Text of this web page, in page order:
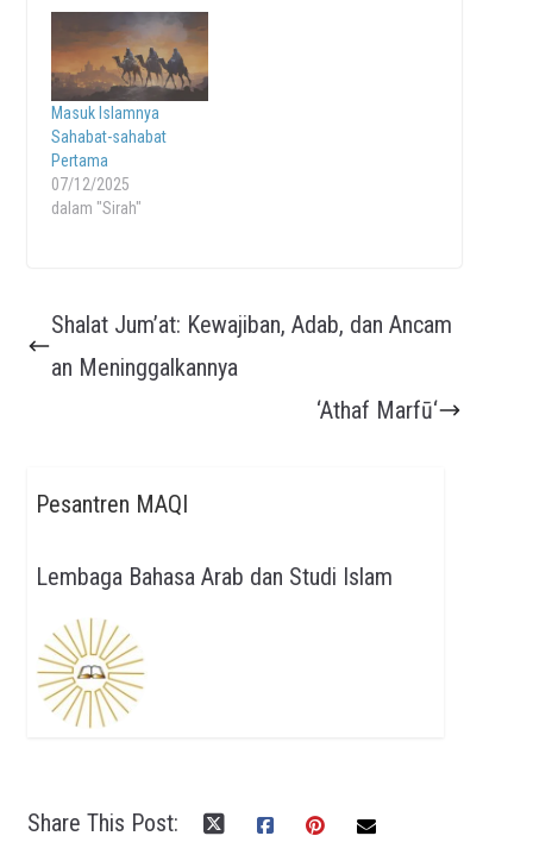
Masuk Islamnya
Sahabat-sahabat
Pertama
07/12/2025
dalam "Sirah"
Shalat Jum’at: Kewajiban, Adab, dan Ancam
an Meninggalkannya
‘Athaf Marfū‘
Pesantren MAQI
Lembaga Bahasa Arab dan Studi Islam
Share This Post: